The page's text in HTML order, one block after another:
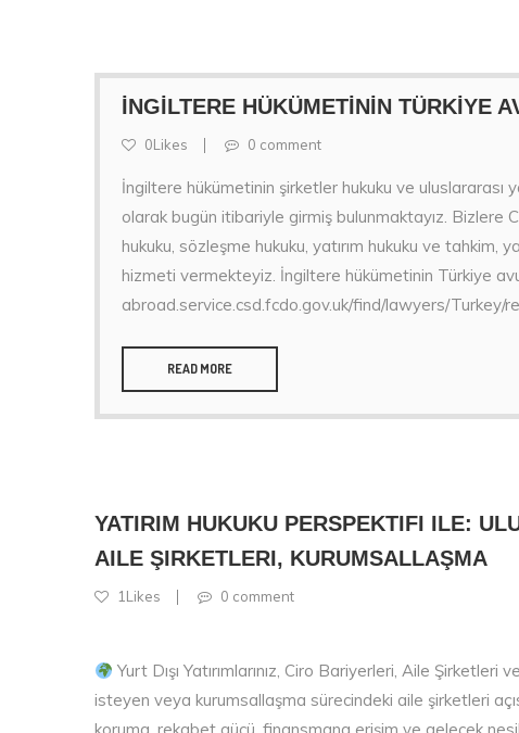
İNGİLTERE HÜKÜMETİNİN TÜRKİYE
0Likes 0 comment
İngiltere hükümetinin şirketler hukuku ve uluslararası
olarak bugün itibariyle girmiş bulunmaktayız. Bizlere
hukuku, sözleşme hukuku, yatırım hukuku ve tahkim,
hizmeti vermekteyiz. İngiltere hükümetinin Türkiye
abroad.service.csd.fcdo.gov.uk/find/lawyers/Turkey/
READ MORE
YATIRIM HUKUKU PERSPEKTIFI ILE:
AILE ŞIRKETLERI, KURUMSALLAŞMA
1Likes 0 comment
Yurt Dışı Yatırımlarınız, Ciro Bariyerleri, Aile Şirketleri
isteyen veya kurumsallaşma sürecindeki aile şirketleri